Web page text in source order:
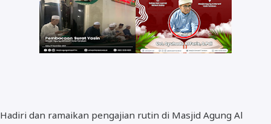
Hadiri dan ramaikan pengajian rutin di Masjid Agung Al